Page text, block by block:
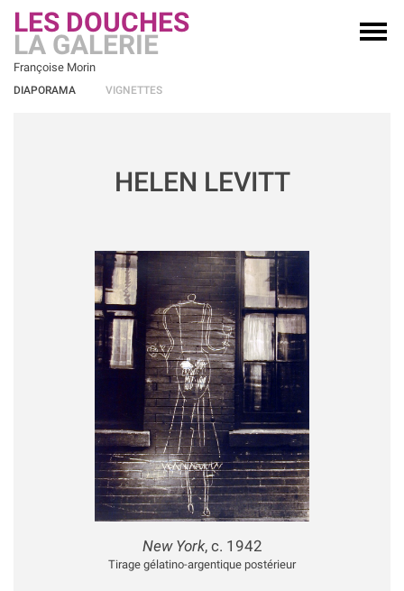
LES DOUCHES
LA GALERIE
Françoise Morin
DIAPORAMA VIGNETTES
HELEN LEVITT
New York, c. 1942
Tirage gélatino-argentique postérieur